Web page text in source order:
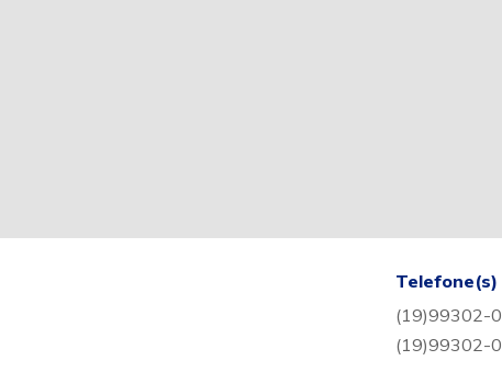
Telefone(s)
(19)99302-
(19)99302-